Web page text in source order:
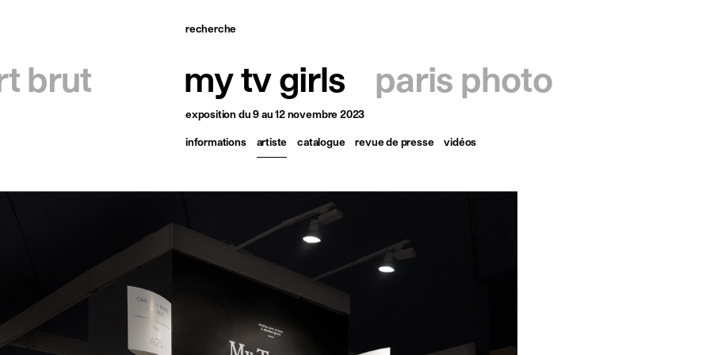
recherche
brut
propos
my tv girls paris photo
exposition du 9 au 12 novembre 2023
informations artiste catalogue revue de presse vidéos